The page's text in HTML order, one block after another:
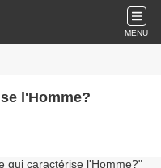
MENU
l'Homme?